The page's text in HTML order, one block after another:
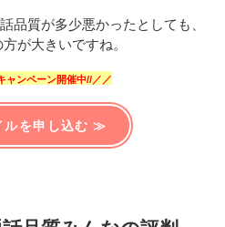
品質が多少悪かったとしても、
が大きいですね。
ャンペーン開催中//／／
ルを申し込む ≫